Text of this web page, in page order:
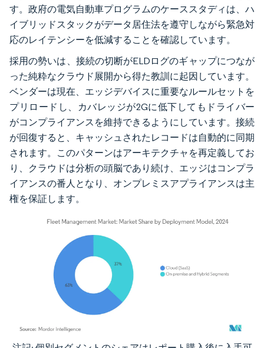
す。政府の電気自動車プログラムのケーススタディは、ハ
イブリッドスタックがデータ居住法を遵守しながら緊急対
応のレイテンシーを低減することを確認しています。
採用の勢いは、接続の切断がELDログのギャップにつなが
った純粋なクラウド展開から得た教訓に起因しています。
ベンダーは現在、エッジデバイスに重要なルールセットを
プリロードし、カバレッジが2Gに低下してもドライバー
がコンプライアンスを維持できるようにしています。接続
が回復すると、キャッシュされたレコードは自動的に同期
されます。このパターンはアーキテクチャを再定義してお
り、クラウドは分析の頭脳であり続け、エッジはコンプラ
イアンスの番人となり、オンプレミスアプライアンスは主
権を保証します。